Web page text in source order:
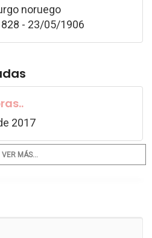
noruego
- 23/05/1906
2017
VER MÁS...